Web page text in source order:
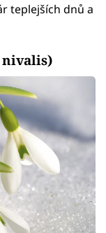
teplejších dnů a
nivalis)